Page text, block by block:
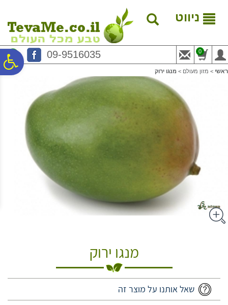
נגישות
המרכזי
ניווט
09-9516035 0
ראשי > מזון מעולם > מנגו ירוק
מנגו ירוק
שאל אותנו על מוצר זה